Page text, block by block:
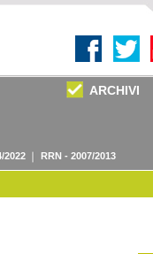
ARCHIVI
2022 RRN - 2007/2013